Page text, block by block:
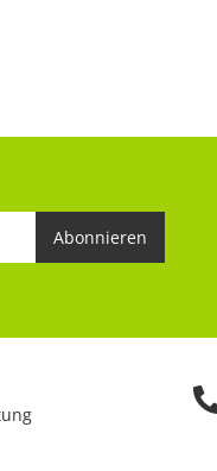
Abonnieren